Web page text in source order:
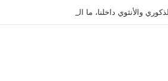
والأنثوي داخلنا، ما الذي يحدث؟